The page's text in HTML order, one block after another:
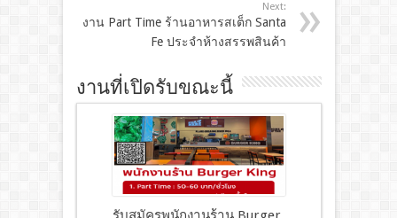
Next:
งาน Part Time ร้านอาหารสเต็ก Santa
Fe ประจำห้างสรรพสินค้า
งานที่เปิดรับขณะนี้